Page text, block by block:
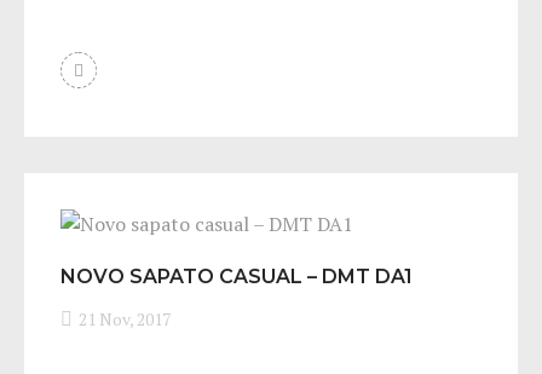
NOVO SAPATO CASUAL – DMT DA1
21 Nov, 2017